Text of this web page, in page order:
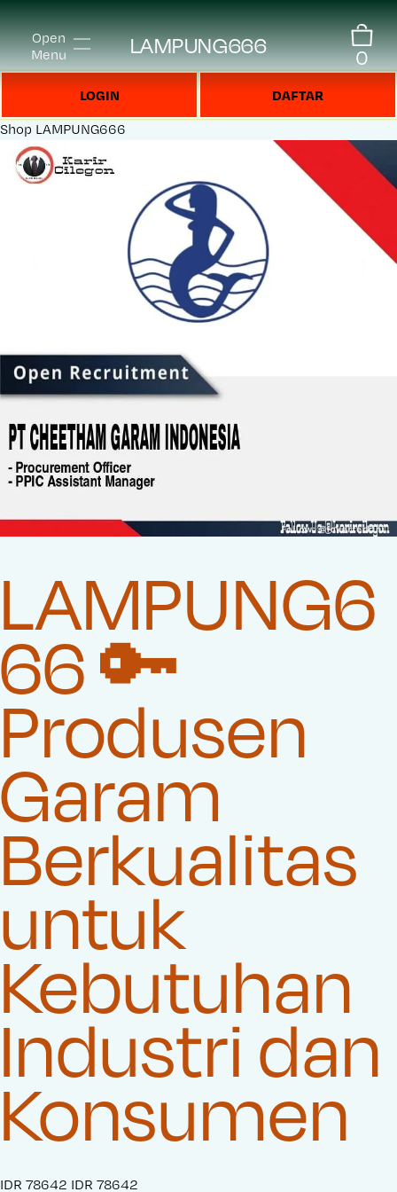
Open
Menu
LAMPUNG666 0
LOGIN DAFTAR
Shop LAMPUNG666
LAMPUNG6
66 🔑
Produsen
Garam
Berkualitas
untuk
Kebutuhan
Industri dan
Konsumen
S
IDR 78642 O
IDR 78642